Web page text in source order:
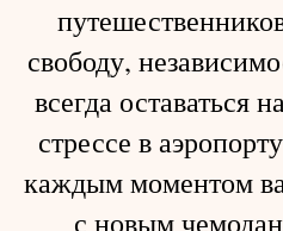
свободу,
всегда оставаться
стрессе в
каждым моментом
с новым